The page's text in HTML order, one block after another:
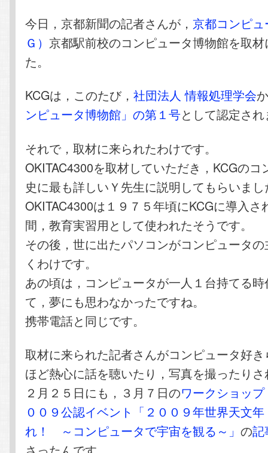
今日，京都新聞の記者さんが， 京都コンピ
Ｇ） 京都駅前校のコンピュータ博物館を取
た。
KCGは，このたび，社団法人 情報処理学会
ンピュータ博物館」の第１号として認定さ
それで，取材に来られたわけです。
OKITAC4300を取材していただき，KCGのコ
史に最も詳しいＹ先生に説明してもらいま
OKITAC4300は１９７５年頃にKCGに導入さ
間，教育実習用として使われたそうです。
その後，世に出たパソコンがコンピュータ
くわけです。
あの頃は，コンピュータが一人１台持てる
て，夢にも思わなかったですね。
携帯電話と同じです。
取材に来られた記者さんがコンピュータ好
ほど熱心に話を聴いたり，写真を撮ったり
２月２５日にも，３月７日のワークショッ
００９公認イベント「２００９年世界天文
れ！ ～コンピュータで宇宙を観る～」の記